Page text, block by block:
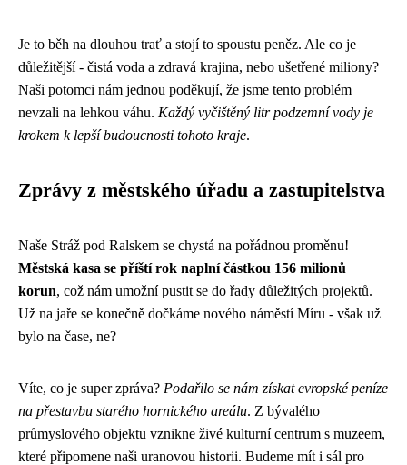
Je to běh na dlouhou trať a stojí to spoustu peněz. Ale co je
důležitější - čistá voda a zdravá krajina, nebo ušetřené miliony?
Naši potomci nám jednou poděkují, že jsme tento problém
nevzali na lehkou váhu. Každý vyčištěný litr podzemní vody je
krokem k lepší budoucnosti tohoto kraje.
Zprávy z městského úřadu a zastupitelstva
Naše Stráž pod Ralskem se chystá na pořádnou proměnu!
Městská kasa se příští rok naplní částkou 156 milionů
korun, což nám umožní pustit se do řady důležitých projektů.
Už na jaře se konečně dočkáme nového náměstí Míru - však už
bylo na čase, ne?
Víte, co je super zpráva? Podařilo se nám získat evropské peníze
na přestavbu starého hornického areálu. Z bývalého
průmyslového objektu vznikne živé kulturní centrum s muzeem,
které připomene naši uranovou historii. Budeme mít i sál pro